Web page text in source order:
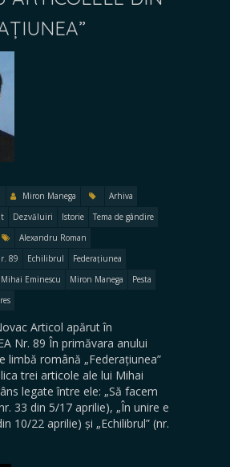
Miron Manega
Arhiva
Dezvăluiri Istorie
Tema de gândire
Alexandru Roman
89
Echilibrul
Federațiunea
Mihai Eminescu Miron Manega
Pesta
Articol apărut în
Nr. 89 În primăvara anului
limbă română „Federațiunea”
trei articole ale lui Mihai
legate între ele: „Să facem
33 din 5/17 aprilie), „În unire e
10/22 aprilie) și „Echilibrul” (nr.